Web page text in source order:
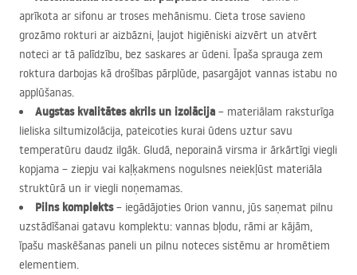
aprīkota ar sifonu ar troses mehānismu. Cieta trose savieno
grozāmo rokturi ar aizbāzni, ļaujot higiēniski aizvērt un atvērt
noteci ar tā palīdzību, bez saskares ar ūdeni. Īpaša sprauga zem
roktura darbojas kā drošības pārplūde, pasargājot vannas istabu no
applūšanas.
Augstas kvalitātes akrils un izolācija – materiālam raksturīga
lieliska siltumizolācija, pateicoties kurai ūdens uztur savu
temperatūru daudz ilgāk. Gludā, neporainā virsma ir ārkārtīgi viegli
kopjama – ziepju vai kaļķakmens nogulsnes neiekļūst materiāla
struktūrā un ir viegli noņemamas.
Pilns komplekts– iegādājoties Orion vannu, jūs saņemat pilnu
uzstādīšanai gatavu komplektu: vannas bļodu, rāmi ar kājām,
īpašu maskēšanas paneli un pilnu noteces sistēmu ar hromētiem
elementiem.